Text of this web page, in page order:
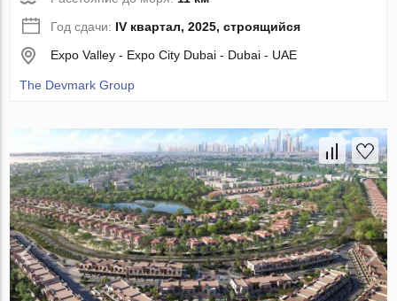
Год сдачи: IV квартал, 2025, строящийся
Expo Valley - Expo City Dubai - Dubai - UAE
The Devmark Group